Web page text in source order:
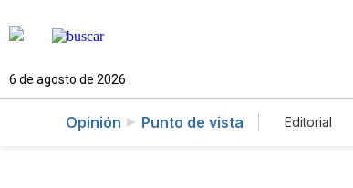
6 de agosto de 2026
Opinión Punto de vista Editorial